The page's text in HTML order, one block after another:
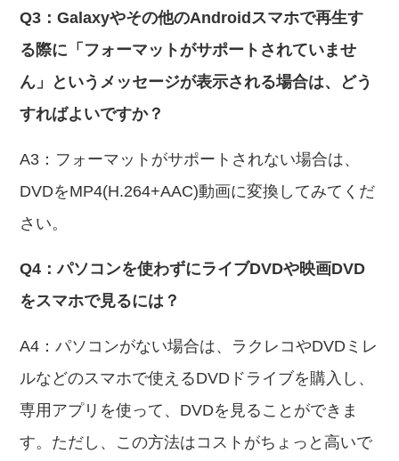
Q3：Galaxyやその他のAndroidスマホで再生す
る際に「フォーマットがサポートされていませ
ん」というメッセージが表示される場合は、どう
すればよいですか？
A3：フォーマットがサポートされない場合は、
DVDをMP4(H.264+AAC)動画に変換してみてくだ
さい。
Q4：パソコンを使わずにライブDVDや映画DVD
をスマホで見るには？
A4：パソコンがない場合は、ラクレコやDVDミレ
ルなどのスマホで使えるDVDドライブを購入し、
専用アプリを使って、DVDを見ることができま
す。ただし、この方法はコストがちょっと高いで